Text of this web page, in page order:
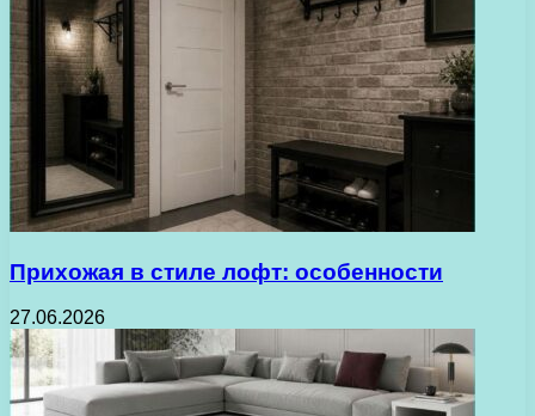
Прихожая в стиле лофт: особенности
27.06.2026